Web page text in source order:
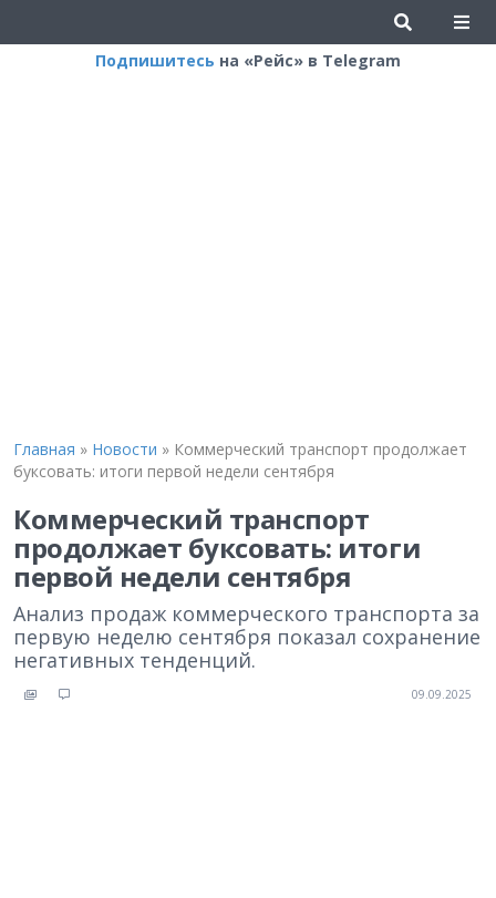
Подпишитесь на «Рейс» в Telegram
Главная » Новости » Коммерческий транспорт продолжает
буксовать: итоги первой недели сентября
Коммерческий транспорт
продолжает буксовать: итоги
первой недели сентября
Анализ продаж коммерческого транспорта за
первую неделю сентября показал сохранение
негативных тенденций.
09.09.2025